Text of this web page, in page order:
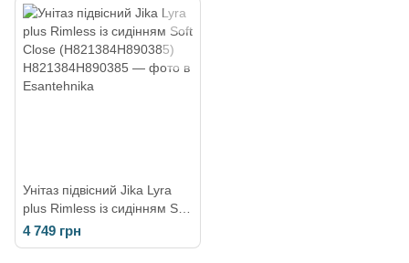
Унітаз підвісний Jika Lyra
plus Rimless із сидінням Soft
Close (H821384H890385)
4 749 грн